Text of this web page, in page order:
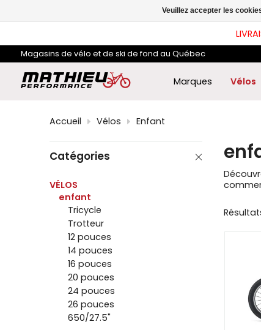
Magasins de vélo et de ski de fond au Québec
Marques Vélos
Accueil Vélos Enfant
Catégories
VÉLOS
enfant
Tricycle
Trotteur
12 pouces
14 pouces
16 pouces
20 pouces
24 pouces
26 pouces
650/27.5"
Veuillez accepter les